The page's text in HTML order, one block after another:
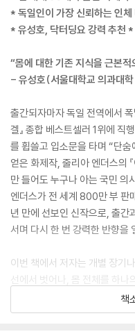
* 독일인이 가장 신뢰하는 인
* 유성호, 닥터딩요 강력 추천 *
“몸에 대한 기존 지식을 근본
- 유성호(서울대학교 의과대
출간되자마자 독일 전역에서
겔』 종합 베스트셀러 1위에 직
를 휩쓸고 입소문을 타며 “단
얻은 화제작, 줄리아 엔더스의
만 들어도 누구나 아는 국민 의
엔더스가 전 세계 800만 부 판
년 만에 선보인 신작으로, 출간
서며 다시 한 번 강력한 반향을
이번 책에서 저자는 개별 장기
선에서 벗어나, 몸 전체를 하나
다. 몸은 고쳐야 할 기계가 아
형을 만들어가는 체계라는 것
책